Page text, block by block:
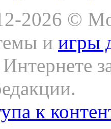
2026 ©
и игры
к